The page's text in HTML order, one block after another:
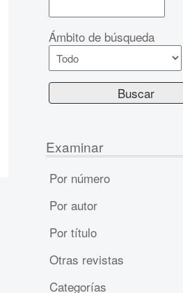
Ámbito de búsqueda
Examinar
Por número
Por autor
Por título
Otras revistas
Categorías